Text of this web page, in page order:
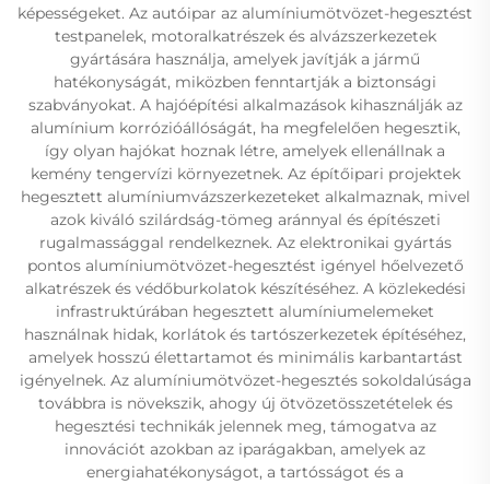
képességeket. Az autóipar az alumíniumötvözet-hegesztést
testpanelek, motoralkatrészek és alvázszerkezetek
gyártására használja, amelyek javítják a jármű
hatékonyságát, miközben fenntartják a biztonsági
szabványokat. A hajóépítési alkalmazások kihasználják az
alumínium korrózióállóságát, ha megfelelően hegesztik,
így olyan hajókat hoznak létre, amelyek ellenállnak a
kemény tengervízi környezetnek. Az építőipari projektek
hegesztett alumíniumvázszerkezeteket alkalmaznak, mivel
azok kiváló szilárdság-tömeg aránnyal és építészeti
rugalmassággal rendelkeznek. Az elektronikai gyártás
pontos alumíniumötvözet-hegesztést igényel hőelvezető
alkatrészek és védőburkolatok készítéséhez. A közlekedési
infrastruktúrában hegesztett alumíniumelemeket
használnak hidak, korlátok és tartószerkezetek építéséhez,
amelyek hosszú élettartamot és minimális karbantartást
igényelnek. Az alumíniumötvözet-hegesztés sokoldalúsága
továbbra is növekszik, ahogy új ötvözetösszetételek és
hegesztési technikák jelennek meg, támogatva az
innovációt azokban az iparágakban, amelyek az
energiahatékonyságot, a tartósságot és a